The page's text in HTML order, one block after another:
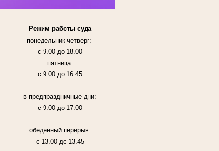
Режим работы суда
понедельник-четверг:
с 9.00 до 18.00
пятница:
с 9.00 до 16.45
в предпраздничные дни:
с 9.00 до 17.00
обеденный перерыв:
с 13.00 до 13.45